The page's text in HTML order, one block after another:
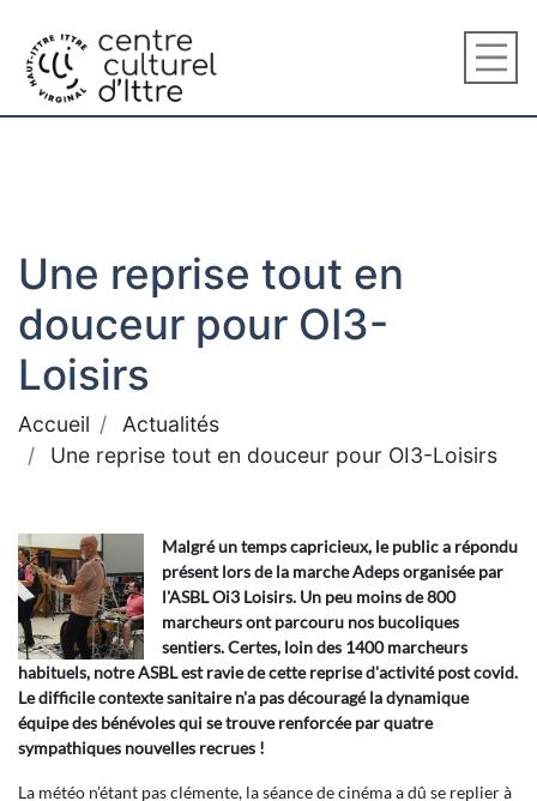
Une reprise tout en
douceur pour OI3-
Loisirs
Accueil
Actualités
Une reprise tout en douceur pour OI3-Loisirs
Malgré un temps capricieux, le public a répondu
présent lors de la marche Adeps organisée par
l'ASBL Oi3 Loisirs. Un peu moins de 800
marcheurs ont parcouru nos bucoliques
sentiers. Certes, loin des 1400 marcheurs
habituels, notre ASBL est ravie de cette reprise d'activité post covid.
Le difficile contexte sanitaire n'a pas découragé la dynamique
équipe des bénévoles qui se trouve renforcée par quatre
sympathiques nouvelles recrues !
La météo n’étant pas clémente, la séance de cinéma a dû se replier à